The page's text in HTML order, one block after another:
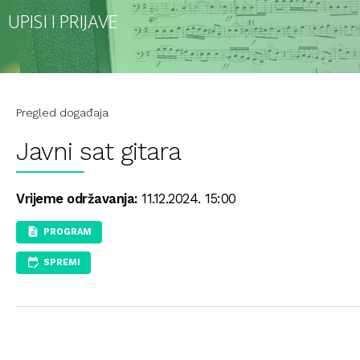
UPISI I PRIJAVE
Pregled događaja
Javni sat gitara
Vrijeme održavanja:11.12.2024. 15:00
PROGRAM
SPREMI